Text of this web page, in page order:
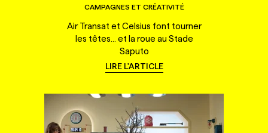
CAMPAGNES ET CRÉATIVITÉ
Air Transat et Celsius font tourner
les têtes... et la roue au Stade
Saputo
LIRE L'ARTICLE